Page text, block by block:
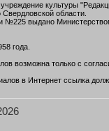
культуры
области.
№225 выдано
года.
возможна только с
в Интернет ссылка